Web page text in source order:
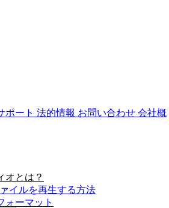
ポート 法的情報 お問い合わせ 会社概
オとは？
イルを再生する方法
ォーマット